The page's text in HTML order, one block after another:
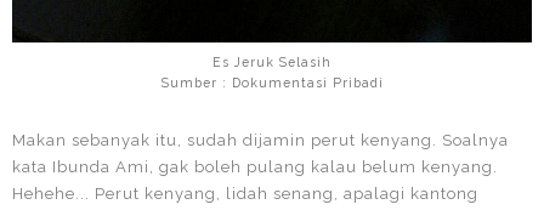
Es Jeruk Selasih
Sumber : Dokumentasi Pribadi
Makan sebanyak itu, sudah dijamin perut kenyang. Soalnya
kata Ibunda Ami, gak boleh pulang kalau belum kenyang.
Hehehe... Perut kenyang, lidah senang, apalagi kantong